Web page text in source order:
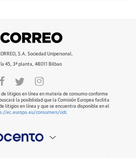
S.A. Sociedad Unipersonal.
45, 3ª planta, 48011 Bilbao
litigios en línea en materia de consumo conforme
la posibilidad que la Comisión Europea facilita
litigios en línea y que se encuentra disponible en el
ec.europa.eu/consumers/odr.